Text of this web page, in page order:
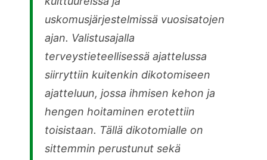
uskomusjärjestelmissä vuosisatojen
ajan. Valistusajalla
terveystieteellisessä ajattelussa
siirryttiin kuitenkin dikotomiseen
ajatteluun, jossa ihmisen kehon ja
hengen hoitaminen erotettiin
toisistaan. Tällä dikotomialle on
sittemmin perustunut sekä